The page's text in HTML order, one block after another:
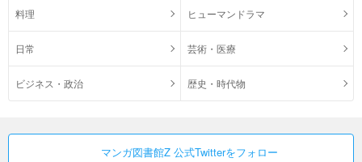
料理 ヒューマンドラマ
日常 芸術・医療
ビジネス・政治 歴史・時代物
マンガ図書館Z 公式Twitterをフォロー